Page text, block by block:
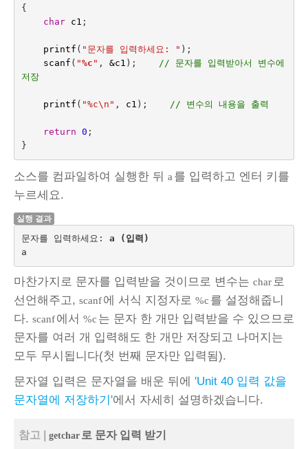
{
char
c1 ;
printf ( "문자를 입력하세요: " );
scanf ( "%c " , &c1 ); // 문자를 입력받아서 변수에
저장
printf ( "%c\n " , c1 ); // 변수의 내용을 출력
return 0 ;
}
소스를 컴파일하여 실행한 뒤 a 를 입력하고 엔터 키를
누르세요.
실행 결과
문자를 입력하세요: a (입력)
마찬가지로 문자를 입력받을 것이므로 변수는 char 로
선언해주고, scanf에 서식 지정자로 %c 를 설정해줍니
다. scanf에서 %c 는 문자 한 개만 입력받을 수 있으므로
문자를 여러 개 입력해도 한 개만 저장되고 나머지는
모두 무시됩니다(첫 번째 문자만 입력됨).
문자열 입력은 문자열을 배운 뒤에 'Unit 40 입력 값을
문자열에 저장하기'에서 자세히 설명하겠습니다.
참고 | getchar 로 문자 입력 받기